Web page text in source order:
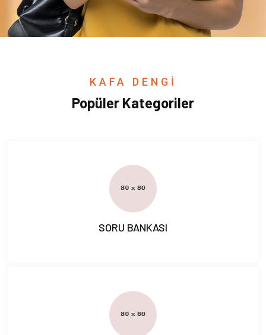
KAFA DENGİ
Popüler Kategoriler
SORU BANKASI